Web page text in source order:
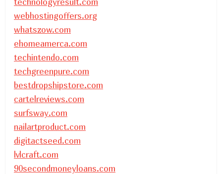
webhostingoffers.org
whatszow.com
ehomeamerca.com
techintendo.com
techgreenpure.com
bestdropshipstore.com
cartelreviews.com
surfsway.com
nailartproduct.com
digitactseed.com
lvlcraft.com
90secondmoneyloans.com